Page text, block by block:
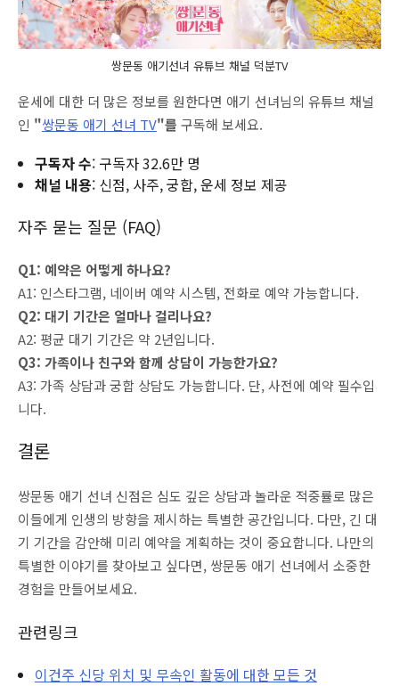
쌍문동 애기선녀 유튜브 채널 덕분TV
운세에 대한 더 많은 정보를 원한다면 애기 선녀님의 유튜브 채널
인 "쌍문동 애기 선녀 TV"를 구독해 보세요.
구독자 수: 구독자 32.6만 명
채널 내용: 신점, 사주, 궁합, 운세 정보 제공
자주 묻는 질문 (FAQ)
Q1: 예약은 어떻게 하나요?
A1: 인스타그램, 네이버 예약 시스템, 전화로 예약 가능합니다.
Q2: 대기 기간은 얼마나 걸리나요?
A2: 평균 대기 기간은 약 2년입니다.
Q3: 가족이나 친구와 함께 상담이 가능한가요?
A3: 가족 상담과 궁합 상담도 가능합니다. 단, 사전에 예약 필수입
니다.
결론
쌍문동 애기 선녀 신점은 심도 깊은 상담과 놀라운 적중률로 많은
이들에게 인생의 방향을 제시하는 특별한 공간입니다. 다만, 긴 대
기 기간을 감안해 미리 예약을 계획하는 것이 중요합니다. 나만의
특별한 이야기를 찾아보고 싶다면, 쌍문동 애기 선녀에서 소중한
경험을 만들어보세요.
관련링크
이건주 신당 위치 및 무속인 활동에 대한 모든 것